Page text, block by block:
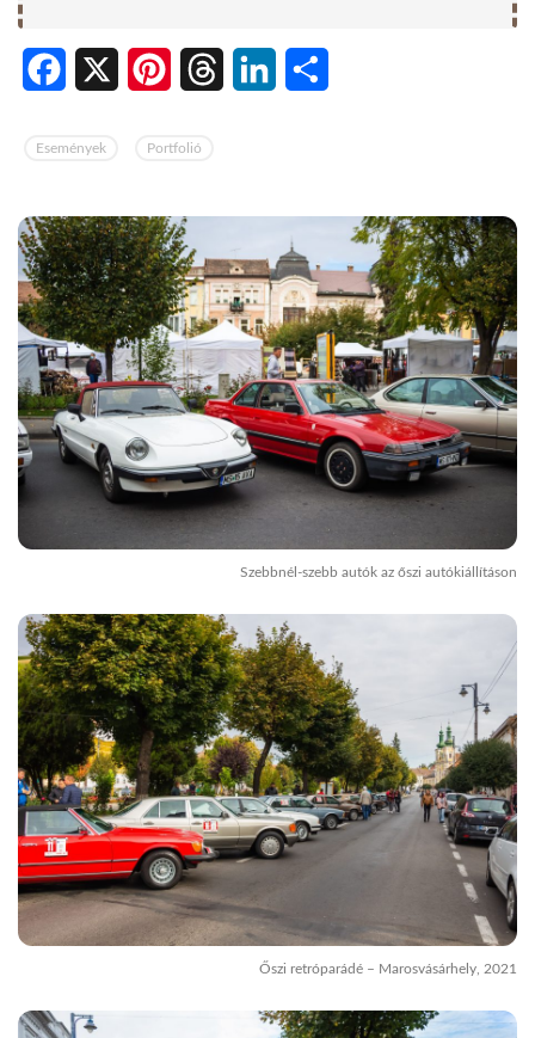
Facebook PinterestThreads LinkedIn
Események Portfolió
Szebbnél-szebb autók az őszi autókiállításon
Őszi retróparádé – Marosvásárhely, 2021